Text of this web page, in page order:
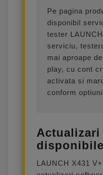
Pe pagina
disponibil
tester
serviciu,
mai aproape
play, cu cont
activata si
conform
disponibile
LAUNCH X431